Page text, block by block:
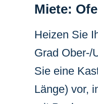
Miete:
Heizen Sie
Grad Ober-/
Sie eine
Länge) vor,